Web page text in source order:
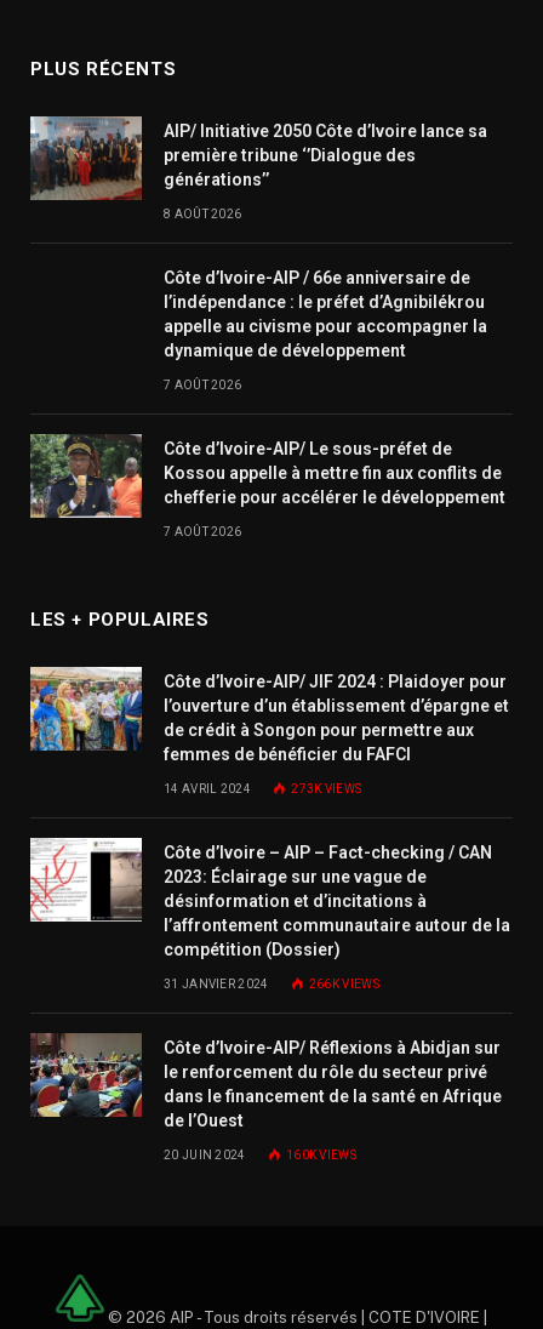
PLUS RÉCENTS
AIP/ Initiative 2050 Côte d’Ivoire lance sa
première tribune ‘’Dialogue des
générations’’
8 AOÛT 2026
Côte d’Ivoire-AIP / 66e anniversaire de
l’indépendance : le préfet d’Agnibilékrou
appelle au civisme pour accompagner la
dynamique de développement
7 AOÛT 2026
Côte d’Ivoire-AIP/ Le sous-préfet de
Kossou appelle à mettre fin aux conflits de
chefferie pour accélérer le développement
7 AOÛT 2026
LES + POPULAIRES
Côte d’Ivoire-AIP/ JIF 2024 : Plaidoyer pour
l’ouverture d’un établissement d’épargne et
de crédit à Songon pour permettre aux
femmes de bénéficier du FAFCI
14 AVRIL 2024 273K VIEWS
Côte d’Ivoire – AIP – Fact-checking / CAN
2023: Éclairage sur une vague de
désinformation et d’incitations à
l’affrontement communautaire autour de la
compétition (Dossier)
31 JANVIER 2024 266KVIEWS
Côte d’Ivoire-AIP/ Réflexions à Abidjan sur
le renforcement du rôle du secteur privé
dans le financement de la santé en Afrique
de l’Ouest
20 JUIN 2024 160KVIEWS
© 2026 AIP - Tous droits réservés | COTE D'IVOIRE |